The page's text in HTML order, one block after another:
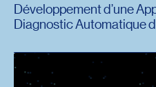
Développement d’une
Diagnostic Automatique